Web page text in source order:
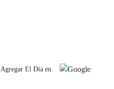
Agregar El Día en